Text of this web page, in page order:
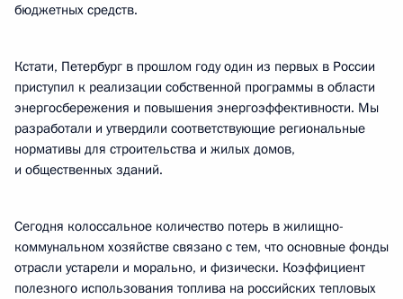
бюджетных средств.
Кстати, Петербург в прошлом году один из первых в России
приступил к реализации собственной программы в области
энергосбережения и повышения энергоэффективности. Мы
разработали и утвердили соответствующие региональные
нормативы для строительства и жилых домов,
и общественных зданий.
Сегодня колоссальное количество потерь в жилищно-
коммунальном хозяйстве связано с тем, что основные фонды
отрасли устарели и морально, и физически. Коэффициент
полезного использования топлива на российских тепловых